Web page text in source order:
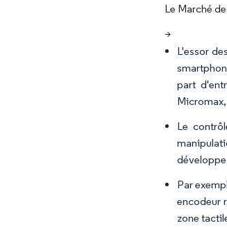
Le Marché
>
L'essor
part
Le
Par
encodeur
zone